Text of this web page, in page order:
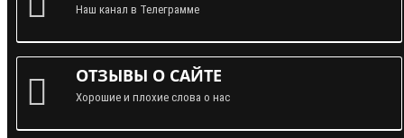
Наш канал в Телеграмме
ОТЗЫВЫ О САЙТЕ
Хорошие и плохие слова о нас